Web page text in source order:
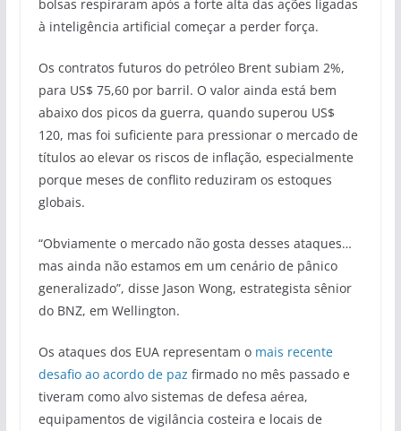
bolsas respiraram após a forte alta das ações ligadas
à inteligência artificial começar a perder força.
Os contratos futuros do petróleo Brent subiam 2%,
para US$ 75,60 por barril. O valor ainda está bem
abaixo dos picos da guerra, quando superou US$
120, mas foi suficiente para pressionar o mercado de
títulos ao elevar os riscos de inflação, especialmente
porque meses de conflito reduziram os estoques
globais.
“Obviamente o mercado não gosta desses ataques…
mas ainda não estamos em um cenário de pânico
generalizado”, disse Jason Wong, estrategista sênior
do BNZ, em Wellington.
Os ataques dos EUA representam o mais recente
desafio ao acordo de paz firmado no mês passado e
tiveram como alvo sistemas de defesa aérea,
equipamentos de vigilância costeira e locais de